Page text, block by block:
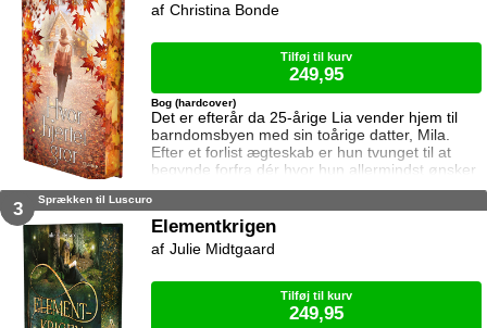
Det er efterår da 25-årige Lia vender hjem til
barndomsbyen med sin toårige datter, Mila.
Efter et forlist ægteskab er hun tvunget til at
begynde forfra dér hvor hun allermindst ønsker
det. Modvilligt involverer hun sig i forældrenes
havecenter som står over for nedlukning, truet
af byens savværk som anvender ufine metoder
for at udvide forretningen. Men forholdet
mellem Lia og hendes forældre er anspændt,
Bog (hardcover)
Christina Bonde
Tilføj til kurv
249,95
3 Sprækken til Luscuro
Elementkrigen
Julie Midtgaard
Tilføj til kurv
249,95